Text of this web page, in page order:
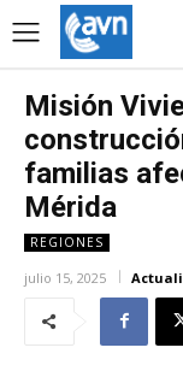
Misión
familias
Mérida
REGIONES
julio 15, 2025